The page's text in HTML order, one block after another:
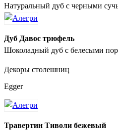
Натуральный дуб с черными
Дуб Давос трюфель
Шоколадный дуб с белесыми
Декоры столешниц
Egger
Травертин Тиволи бежевый